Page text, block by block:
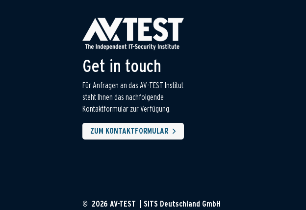
Get in touch
Für Anfragen an das AV-TEST Institut
steht Ihnen das nachfolgende
Kontaktformular zur Verfügung.
ZUM KONTAKTFORMULAR
© 2026 AV-TEST | SITS Deutschland GmbH